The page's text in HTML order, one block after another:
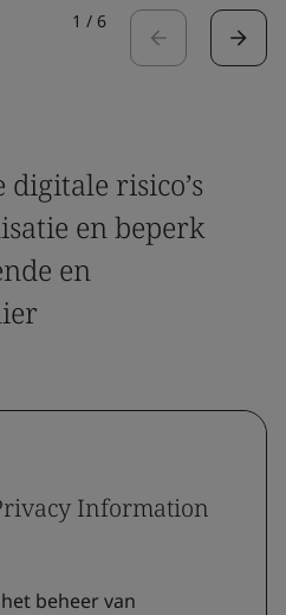
1 / 6
risico’s
en beperk
en
Information
beheer van